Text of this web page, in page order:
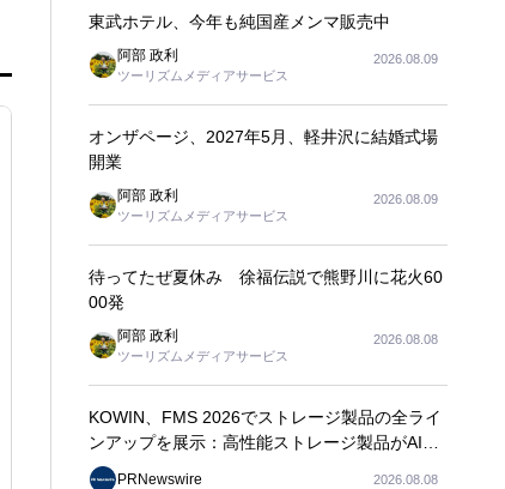
東武ホテル、今年も純国産メンマ販売中
阿部 政利
ツーリズムメディアサービス
2026.08.09
オンザページ、2027年5月、軽井沢に結婚式場
開業
阿部 政利
ツーリズムメディアサービス
2026.08.09
待ってたぜ夏休み 徐福伝説で熊野川に花火60
00発
阿部 政利
ツーリズムメディアサービス
2026.08.08
KOWIN、FMS 2026でストレージ製品の全ライ
ンアップを展示：高性能ストレージ製品がAI分
野の革新を牽引
PRNewswire 2026.08.08